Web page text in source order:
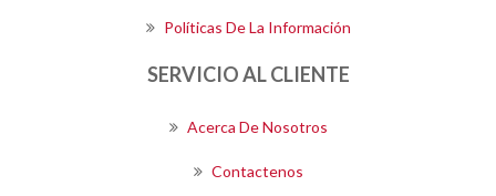
Políticas De La Información
SERVICIO AL CLIENTE
Acerca De Nosotros
Contactenos